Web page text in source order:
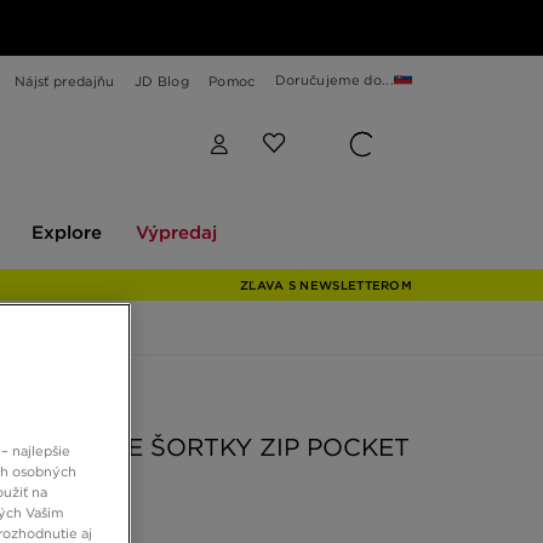
Nájsť predajňu JD Blog Pomoc Doručujeme do...
Explore Výpredaj
ZĽAVA S NEWSLETTEROM
FACE ŠORTKY ZIP POCKET
najlepšie
osobných
na
Vašim
aj